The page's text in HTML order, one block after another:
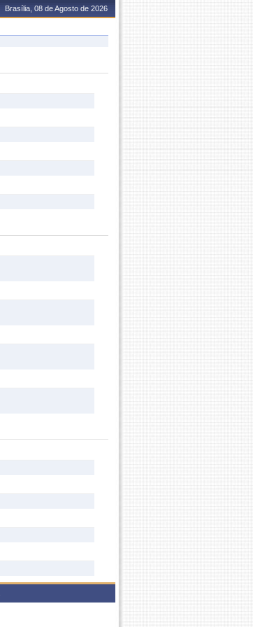
Brasília, 08 de Agosto de 2026